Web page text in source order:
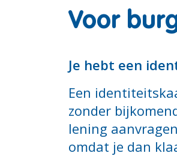
Voor
Je hebt een
Een
zonder
lening
omdat je dan